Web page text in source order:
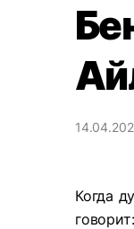
Когда